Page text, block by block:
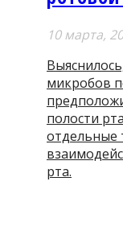
10 мартa,
микробов
полости
отдельные
рта.